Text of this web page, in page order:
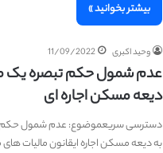
بیشتر بخوانید »
وحید اکبری 11/09/2022
دیعه مسکن اجاره ای
به دیعه مسکن اجاره ایقانون مالیات